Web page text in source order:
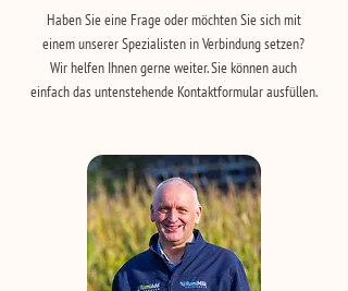
Haben Sie eine Frage oder möchten Sie sich mit
einem unserer Spezialisten in Verbindung setzen?
Wir helfen Ihnen gerne weiter. Sie können auch
einfach das untenstehende Kontaktformular ausfüllen.